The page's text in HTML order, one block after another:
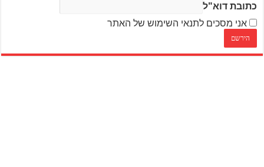
כתובת דוא"ל
אני מסכים לתנאי השימוש של האתר